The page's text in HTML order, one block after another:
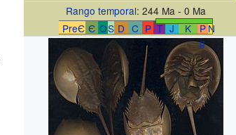
Rango temporal: 244 Ma - 0 Ma
PreЄ Є OS D C P T J K P
g
N